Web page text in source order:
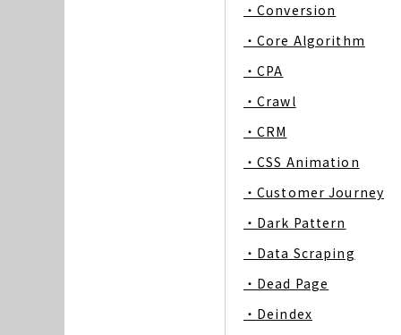
・Conversion
・Core Algorithm
・CPA
・Crawl
・CRM
・CSS Animation
・Customer Journey
・Dark Pattern
・Data Scraping
・Dead Page
・Deindex